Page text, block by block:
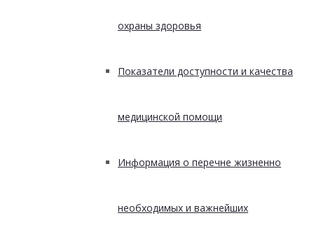
охраны здоровья
Показатели доступности и качества
медицинской помощи
Информация о перечне жизненно
необходимых и важнейших